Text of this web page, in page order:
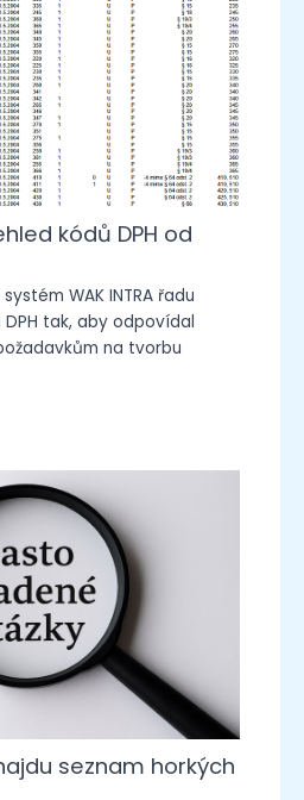
kódů DPH od
WAK INTRA řadu
tak, aby odpovídal
na tvorbu
seznam horkých